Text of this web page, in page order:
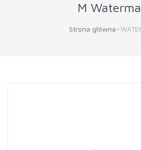
M
Strona główna